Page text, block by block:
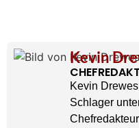
Kevin
Kevin
Schlager